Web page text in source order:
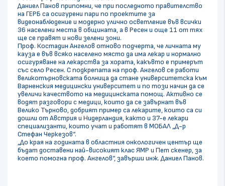
Даниел Панов припомни, че при последното правителство
на ГЕРБ са осигурени пари по проектите за
видеонаблюдение и модерно улично осветление във всички
36 населени места в общината, а в Ресен и още 11 от тях
ще се правят и нови зелени зони.
Проф. Костадин Ангелов отново подчерта, че личната му
кауза е във всяко населено място да има лекар и нормално
осигуряване на лекарства за хората, какъвто е примерът
със село Ресен. С подкрепата на проф. Ангелов се работи
великотърновската болница да стане университетска към
Варненския медицински университет и по този начин да се
увеличи качеството на медицинската помощ. Активно се
водят разговори с медици, които да се завърнат във
Велико Търново, добрият пример са лекарите, които са си
дошли от Австрия и Нидерландия, както и 37-е лекари
специализанти, които учат и работят в МОБАЛ „Д-р
Стефан Черкезов“.
„До края на годината в областния онкологичен център ще
бъдат доставени най-високият клас ЯМР и Пет скенер, за
което помогна проф. Ангелов“, завърши инж. Даниел Панов.